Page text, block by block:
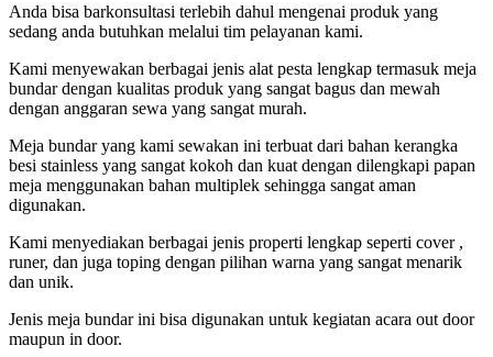
Anda bisa barkonsultasi terlebih dahul mengenai produk yang
sedang anda butuhkan melalui tim pelayanan kami.
Kami menyewakan berbagai jenis alat pesta lengkap termasuk meja
bundar dengan kualitas produk yang sangat bagus dan mewah
dengan anggaran sewa yang sangat murah.
Meja bundar yang kami sewakan ini terbuat dari bahan kerangka
besi stainless yang sangat kokoh dan kuat dengan dilengkapi papan
meja menggunakan bahan multiplek sehingga sangat aman
digunakan.
Kami menyediakan berbagai jenis properti lengkap seperti cover ,
runer, dan juga toping dengan pilihan warna yang sangat menarik
dan unik.
Jenis meja bundar ini bisa digunakan untuk kegiatan acara out door
maupun in door.